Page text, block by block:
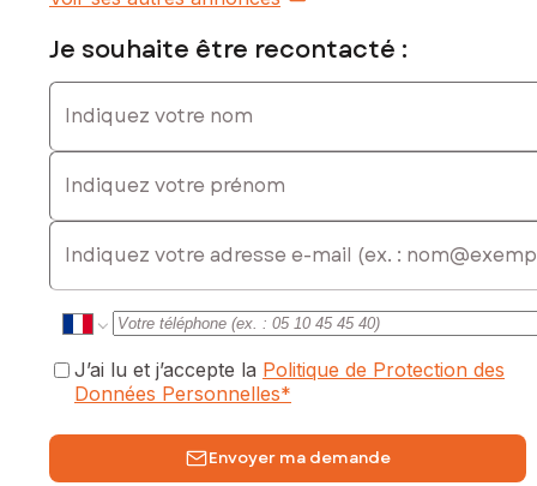
828075051
Je souhaite être recontacté :
Indiquez votre nom
Indiquez votre prénom
E-mail
J’ai lu et j’accepte la Politique de Protection des
Données Personnelles*
Envoyer ma demande